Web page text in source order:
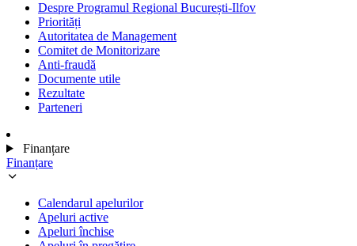
Despre Programul Regional București-Ilfov
Priorități
Autoritatea de Management
Comitet de Monitorizare
Anti-fraudă
Documente utile
Rezultate
Parteneri
Finanțare
Finanțare
Calendarul apelurilor
Apeluri active
Apeluri închise